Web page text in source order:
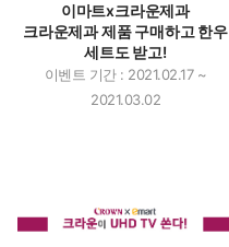
이마트x크라운제과
크라운제과 제품 구매하고 한우
세트도 받고!
이벤트 기간 : 2021.02.17 ~
2021.03.02